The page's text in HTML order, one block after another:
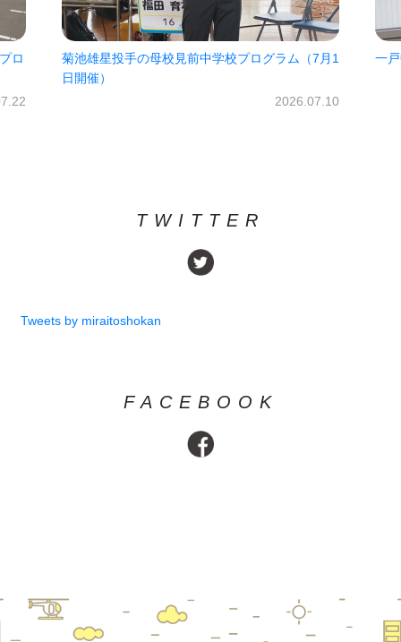
月1
一戸中未来パスポート2026!!
㈱
TWITTER
Tweets by miraitoshokan
FACEBOOK